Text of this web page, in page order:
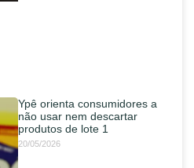
Ypê orienta consumidores a
não usar nem descartar
produtos de lote 1
20/05/2026